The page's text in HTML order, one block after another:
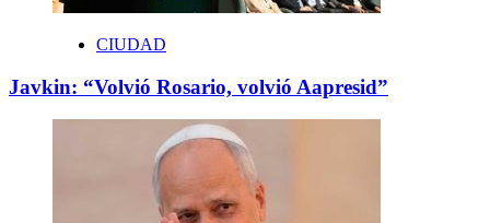
CIUDAD
Javkin: “Volvió Rosario, volvió Aapresid”